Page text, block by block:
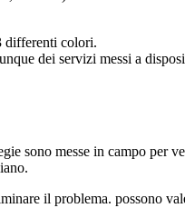
differenti colori.
dei servizi messi a
sono messe in campo per
il problema. possono